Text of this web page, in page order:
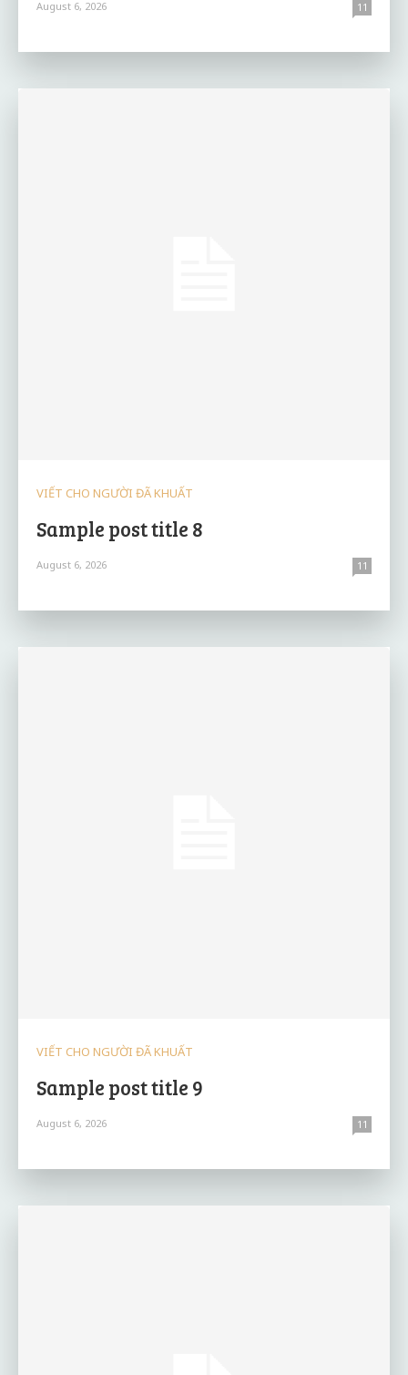
August 6, 2026 11
VIẾT CHO NGƯỜI ĐÃ KHUẤT
Sample post title 8
August 6, 2026 11
VIẾT CHO NGƯỜI ĐÃ KHUẤT
Sample post title 9
August 6, 2026 11